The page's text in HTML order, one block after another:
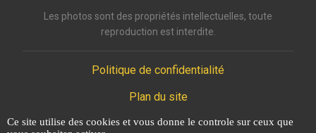
Ce site utilise des cookies et vous donne le controle sur ceux que
Les photos sont des propriétés intellectuelles, toute
reproduction est interdite.
Politique de confidentialité
Plan du site
Mentions légales